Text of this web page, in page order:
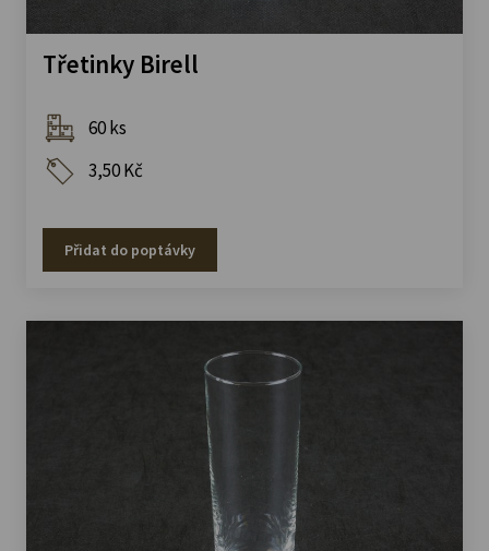
Třetinky Birell
60 ks
3,50 Kč
Přidat do poptávky